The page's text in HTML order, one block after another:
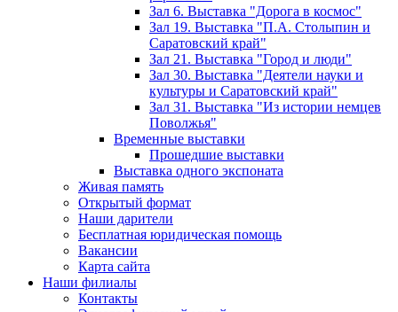
Зал 6. Выставка "Дорога в космос"
Зал 19. Выставка "П.А. Столыпин и
Саратовский край"
Зал 21. Выставка "Город и люди"
Зал 30. Выставка "Деятели науки и
культуры и Саратовский край"
Зал 31. Выставка "Из истории немцев
Поволжья"
Временные выставки
Прошедшие выставки
Выставка одного экспоната
Живая память
Открытый формат
Наши дарители
Бесплатная юридическая помощь
Вакансии
Карта сайта
Наши филиалы
Контакты